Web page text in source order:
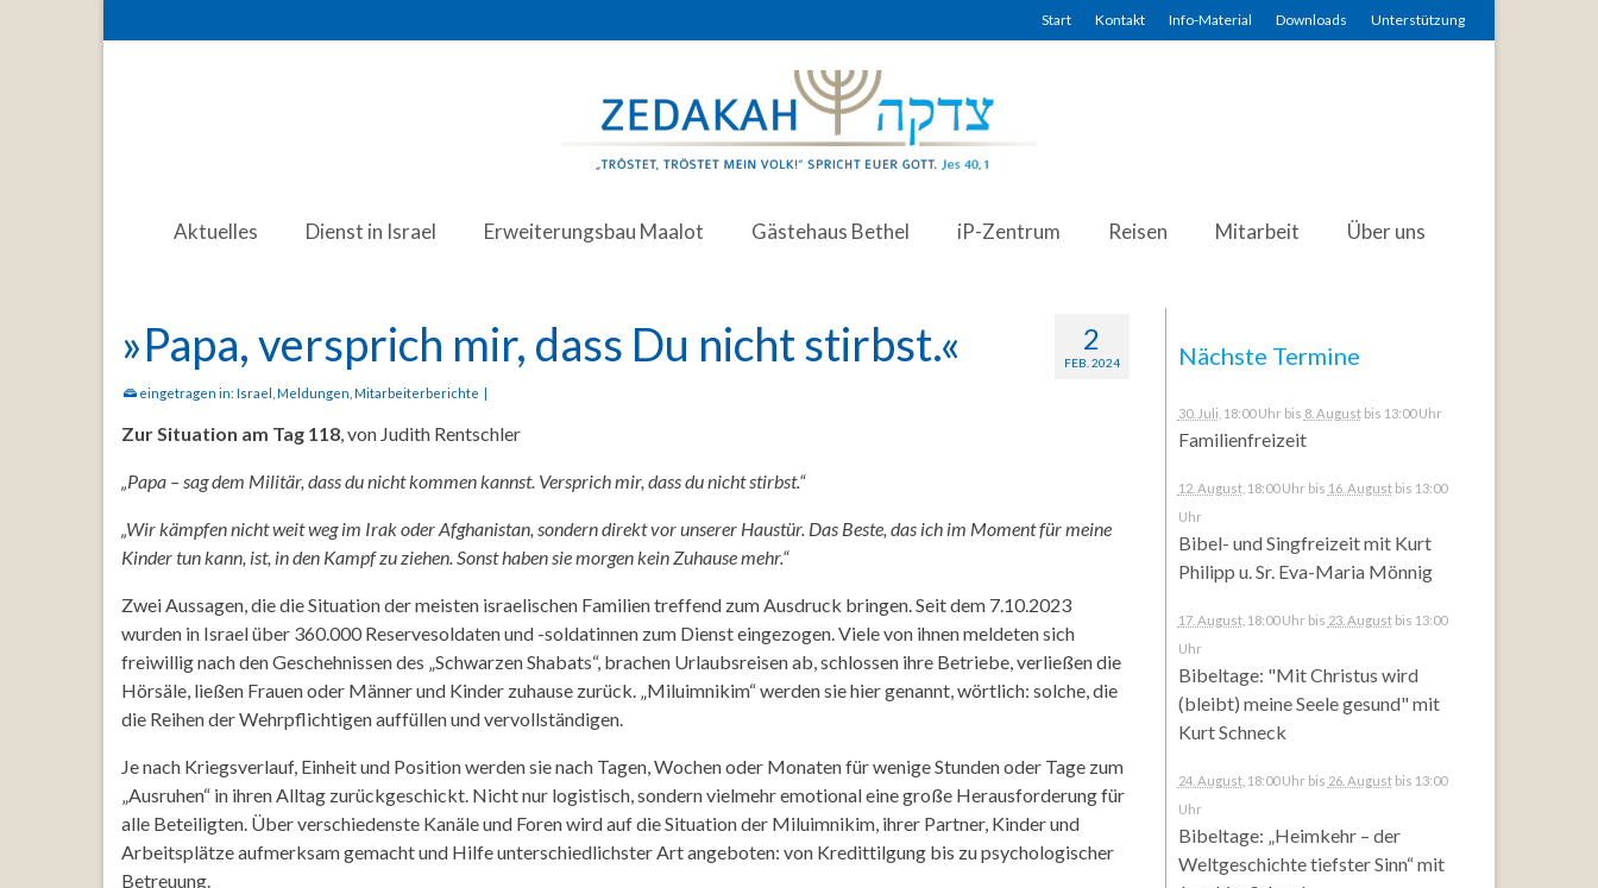
Start Kontakt Info-Material Downloads Unterstützung
Aktuelles Dienst in Israel Erweiterungsbau Maalot Gästehaus Bethel iP-Zentrum Reisen Mitarbeit Über uns
2
FEB. 2024
»Papa, versprich mir, dass Du nicht stirbst.«
eingetragen in: Israel Meldungen Mitarbeiterberichte |
Zur Situation am Tag 118, von Judith Rentschler
„Papa – sag dem Militär, dass du nicht kommen kannst. Versprich mir, dass du nicht stirbst.“
„Wir kämpfen nicht weit weg im Irak oder Afghanistan, sondern direkt vor unserer Haustür. Das Beste, das ich im Moment für meine
Kinder tun kann, ist, in den Kampf zu ziehen. Sonst haben sie morgen kein Zuhause mehr.“
Zwei Aussagen, die die Situation der meisten israelischen Familien treffend zum Ausdruck bringen. Seit dem 7.10.2023
wurden in Israel über 360.000 Reservesoldaten und -soldatinnen zum Dienst eingezogen. Viele von ihnen meldeten sich
freiwillig nach den Geschehnissen des „Schwarzen Shabats“, brachen Urlaubsreisen ab, schlossen ihre Betriebe, verließen die
Hörsäle, ließen Frauen oder Männer und Kinder zuhause zurück. „Miluimnikim“ werden sie hier genannt, wörtlich: solche, die
die Reihen der Wehrpflichtigen auffüllen und vervollständigen.
Je nach Kriegsverlauf, Einheit und Position werden sie nach Tagen, Wochen oder Monaten für wenige Stunden oder Tage zum
„Ausruhen“ in ihren Alltag zurückgeschickt. Nicht nur logistisch, sondern vielmehr emotional eine große Herausforderung für
alle Beteiligten. Über verschiedenste Kanäle und Foren wird auf die Situation der Miluimnikim, ihrer Partner, Kinder und
Arbeitsplätze aufmerksam gemacht und Hilfe unterschiedlichster Art angeboten: von Kredittilgung bis zu psychologischer
Betreuung.
Nächste Termine
30. Juli , 18:00 Uhr bis 8. Augustbis 13:00 Uhr
Familienfreizeit
12. August, 18:00 Uhr bis 16. Augustbis 13:00
Uhr
Bibel- und Singfreizeit mit Kurt
Philipp u. Sr. Eva-Maria Mönnig
17. August, 18:00 Uhr bis 23. Augustbis 13:00
Uhr
Bibeltage: "Mit Christus wird
(bleibt) meine Seele gesund" mit
Kurt Schneck
24. August, 18:00 Uhr bis 26. Augustbis 13:00
Uhr
Bibeltage: „Heimkehr – der
Weltgeschichte tiefster Sinn“ mit